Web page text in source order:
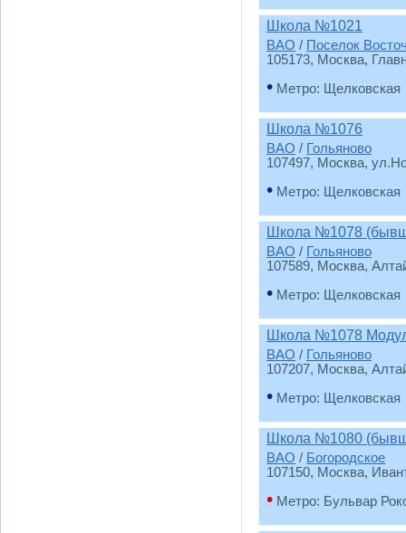
Школа №1021
ВАО / Поселок
105173, Москва,
• Метро: Щелковская
Школа №1076
ВАО / Гольяново
107497, Москва,
• Метро: Щелковская
Школа №1078
ВАО / Гольяново
107589, Москва,
• Метро: Щелковская
Школа №1078
ВАО / Гольяново
107207, Москва,
• Метро: Щелковская
Школа №1080
ВАО / Богородское
107150, Москва,
• Метро: Бульвар